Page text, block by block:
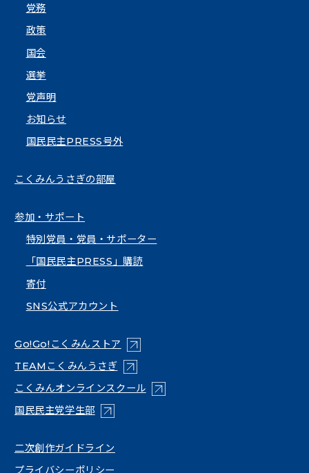
党務
政策
国会
選挙
党声明
お知らせ
国民民主PRESS号外
こくみんうさぎの部屋
参加・サポート
特別党員・党員・サポーター
「国民民主PRESS」購読
寄付
SNS公式アカウント
Go!Go!こくみんストア （新しいタブで開く）
TEAMこくみんうさぎ（新しいタブで開く）
こくみんオンラインスクール（新しいタブで開く）
国民民主党学生部（新しいタブで開く）
二次創作ガイドライン
プライバシーポリシー